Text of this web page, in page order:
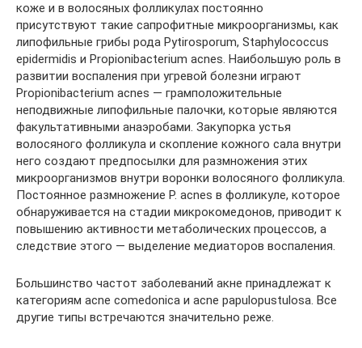
коже и в волосяных фолликулах постоянно
присутствуют такие сапрофитные микроорганизмы, как
липофильные грибы рода Pytirosporum, Staphylococcus
epidermidis и Propionibacterium acnes. Наибольшую роль в
развитии воспаления при угревой болезни играют
Propionibacterium acnes — грамположительные
неподвижные липофильные палочки, которые являются
факультативными анаэробами. Закупорка устья
волосяного фолликула и скопление кожного сала внутри
него создают предпосылки для размножения этих
микроорганизмов внутри воронки волосяного фолликула.
Постоянное размножение P. acnes в фолликуле, которое
обнаруживается на стадии микрокомедонов, приводит к
повышению активности метаболических процессов, а
следствие этого — выделение медиаторов воспаления.
Большинство частот заболеваний акне принадлежат к
категориям acne comedonica и acne papulopustulosa. Все
другие типы встречаются значительно реже.